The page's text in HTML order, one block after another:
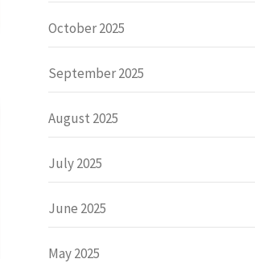
October 2025
September 2025
August 2025
July 2025
June 2025
May 2025